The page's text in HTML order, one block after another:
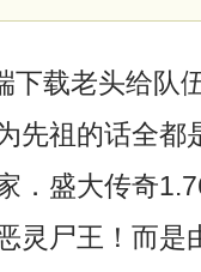
载老头给队
先祖的话全都
．盛大传奇
灵尸王！而是